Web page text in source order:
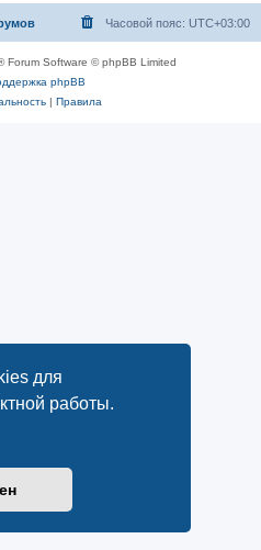
для
работы.
Часовой пояс: UTC+03:00
Forum Software © phpBB Limited
phpBB
| Правила